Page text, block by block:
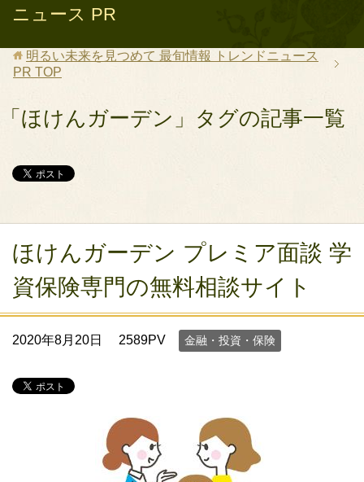
ニュース PR
明るい未来を見つめて 最旬情報 トレンドニュース
PR TOP
「ほけんガーデン」タグの記事一覧
ほけんガーデン プレミア面談 学
資保険専門の無料相談サイト
2020年8月20日 2589PV 金融・投資・保険